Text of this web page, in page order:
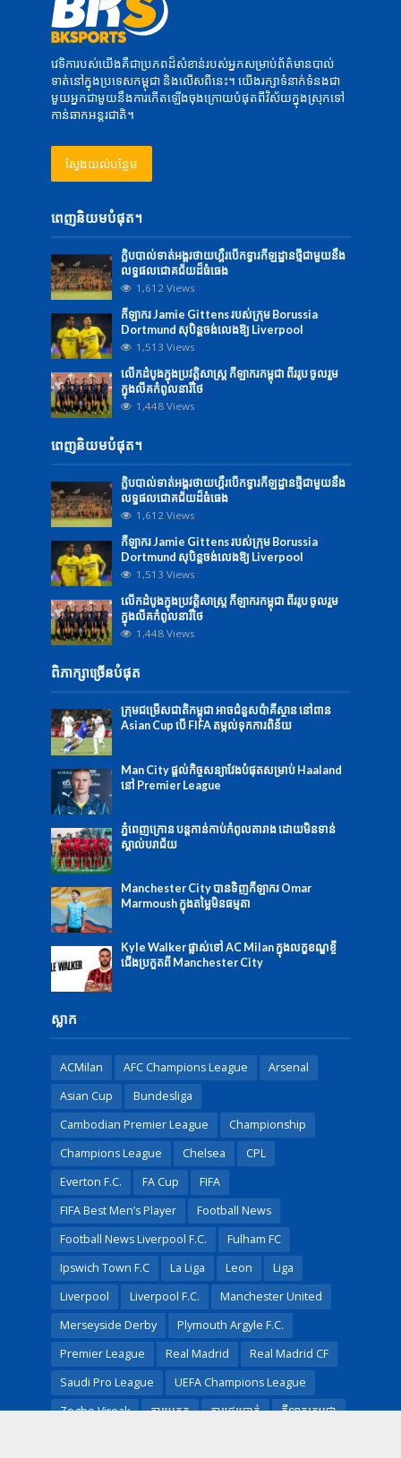
វេទិការបស់យើងគឺជាប្រភពដ៏សំខាន់របស់អ្នកសម្រាប់ព័ត៌មានបាល់
ទាត់នៅក្នុងប្រទេសកម្ពុជា និងលើសពីនេះ។ យើងរក្សាទំនាក់ទំនងជា
មួយអ្នកជាមួយនឹងការកើតឡើងចុងក្រោយបំផុតពីវិស័យក្នុងស្រុកទៅ
កាន់ឆាកអន្តរជាតិ។
ស្វែងយល់បន្ថែម
ពេញនិយមបំផុត។
ក្លិបបាល់ទាត់អង្គរថាយហ្គឺរបើកទ្វារកីឡដ្ឋានថ្មីជាមួយនឹង
លទ្ធផលជោគជ័យដ៏ធំធេង
1,612 Views
កីឡាករ Jamie Gittens របស់ក្រុម Borussia
Dortmund សុបិន្តចង់លេងឱ្យ Liverpool
1,513 Views
លើក​ដំបូង​ក្នុង​ប្រវត្តិសាស្ត្រ ​កីឡាករ​កម្ពុជា​ ពីរ​រូប ​​ចូល​រួម​
ក្នុង​លីគ​កំពូលនារី​ថៃ
1,448 Views
ពេញនិយមបំផុត។
ក្លិបបាល់ទាត់អង្គរថាយហ្គឺរបើកទ្វារកីឡដ្ឋានថ្មីជាមួយនឹង
លទ្ធផលជោគជ័យដ៏ធំធេង
1,612 Views
កីឡាករ Jamie Gittens របស់ក្រុម Borussia
Dortmund សុបិន្តចង់លេងឱ្យ Liverpool
1,513 Views
លើក​ដំបូង​ក្នុង​ប្រវត្តិសាស្ត្រ ​កីឡាករ​កម្ពុជា​ ពីរ​រូប ​​ចូល​រួម​
ក្នុង​លីគ​កំពូលនារី​ថៃ
1,448 Views
ពិភាក្សាច្រើនបំផុត
ក្រុមជម្រើសជាតិកម្ពុជា អាចជំនួសប៉ាគីស្ថាន នៅពាន
Asian Cup បើ FIFA តម្កល់ទុកការពិន័យ
Man City ផ្ដល់កិច្ចសន្យាវែងបំផុតសម្រាប់ Haaland
នៅ Premier League
ភ្នំពេញក្រោន បន្តកាន់កាប់កំពូលតារាង ដោយមិនទាន់
ស្គាល់បរាជ័យ
Manchester City បានទិញកីឡាករ Omar
Marmoush ក្នុងតម្លៃមិនធម្មតា
Kyle Walker ផ្លាស់ទៅ AC Milan ក្នុងលក្ខខណ្ឌខ្ចី
ជើងប្រកួតពី Manchester City
ស្លាក
ACMilan AFC Champions League
Arsenal
Asian Cup
Bundesliga
Cambodian Premier League
Championship
Champions League
Chelsea
CPL
Everton F.C.
FA Cup
FIFA
FIFA Best Men’s Player
Football News
Football News Liverpool F.C.
Fulham FC
Ipswich Town F.C
La Liga Leon
Liga
Liverpool
Liverpool F.C.
Manchester United
Merseyside Derby
Plymouth Argyle F.C.
Premier League
Real Madrid
Real Madrid CF
Saudi Pro League
UEFA Champions League
Zogbe Vireak
ការប្រកួត ការផ្ទេរប្រាក់
កីឡាករ​កម្ពុជា​